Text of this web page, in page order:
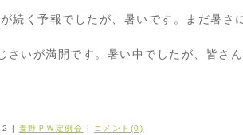
続く予報でしたが、暑いです。まだ暑さ
さいが満開です。暑い中でしたが、皆さ
| 秦野ＰＷ定例会 | コメント(0)